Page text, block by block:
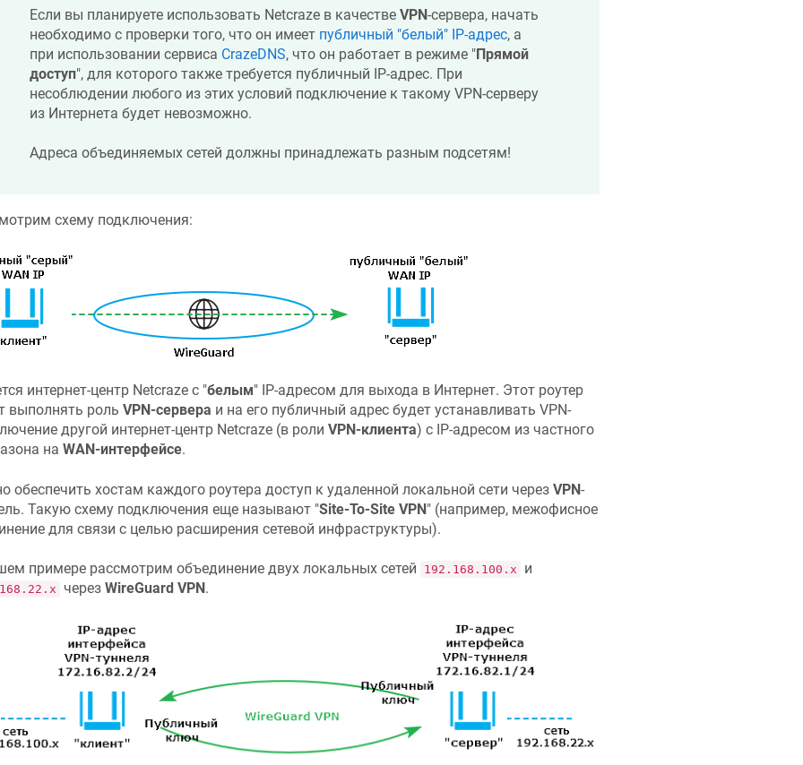
Если вы планируете использовать Netcrazeв качестве VPN-сервера, начать
необходимо с проверки того, что он имеет публичный "белый" IP-адрес, а
при использовании сервиса CrazeDNS, что он работает в режиме "Прямой
доступ", для которого также требуется публичный IP-адрес. При
несоблюдении любого из этих условий подключение к такому VPN-серверу
из Интернета будет невозможно.
Адреса объединяемых сетей должны принадлежать разным подсетям!
схему подключения:
интернет-центр Netcrazeс "белым" IP-адресом для выхода в Интернет. Этот роутер
выполнять роль VPN-сервера и на его публичный адрес будет устанавливать VPN-
другой интернет-центр Netcraze(в роли VPN-клиента) с IP-адресом из частного
на WAN-интерфейсе.
обеспечить хостам каждого роутера доступ к удаленной локальной сети через VPN-
Такую схему подключения еще называют "Site-To-Site VPN" (например, межофисное
для связи с целью расширения сетевой инфраструктуры).
примере рассмотрим объединение двух локальных сетей 192.168.100.x и
через WireGuard VPN.